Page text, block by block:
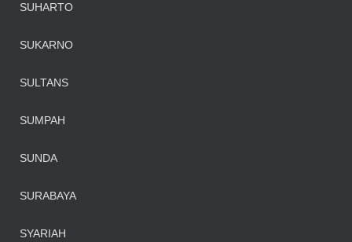
SUHARTO
SUKARNO
SULTANS
SUMPAH
SUNDA
SURABAYA
SYARIAH